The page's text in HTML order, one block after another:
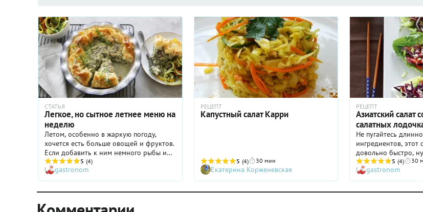
капусты заранее
контейнер и
природу: особых
блюдо не требует.
СТАТЬЯ
Легкое, но сытное летнее меню на
неделю
Летом, особенно в жаркую погоду,
хочется есть больше овощей и фруктов.
Если добавить к ним немного рыбы или
мяса, получатся легкие, но сытные
блюда.
5 (4)
gastronom
РЕЦЕПТ
Капустный салат Карри
5 (4) 30 мин
Екатерина Корженевская
РЕЦЕПТ
Азиатский салат
салатных
Не пугайтесь
ингредиентов, этот
довольно быстро,
все овощи заранее.
подходит для
– получается
хватит надолго. Вы
5 (4) 30
gastronom